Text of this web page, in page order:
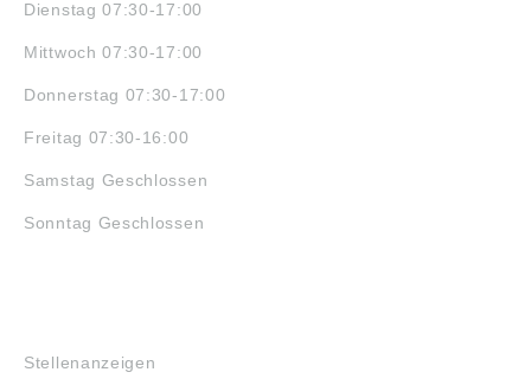
Dienstag 07:30-17:00
Mittwoch 07:30-17:00
Donnerstag 07:30-17:00
Freitag 07:30-16:00
Samstag Geschlossen
Sonntag Geschlossen
Stellenanzeigen